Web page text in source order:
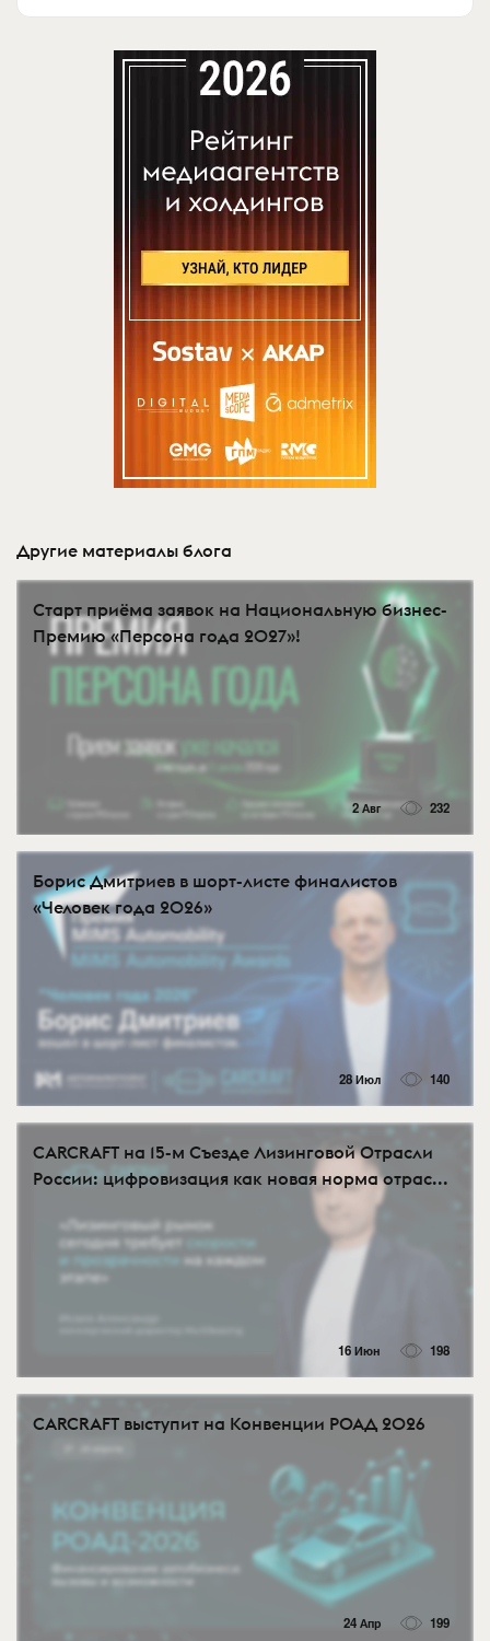
Другие материалы блога
Старт приёма заявок на Национальную бизнес-
Премию «Персона года 2027»!
2 Авг 232
Борис Дмитриев в шорт-листе финалистов
«Человек года 2026»
28 Июл 140
CARCRAFT на 15-м Съезде Лизинговой Отрасли
России: цифровизация как новая норма отрас...
16 Июн 198
CARCRAFT выступит на Конвенции РОАД 2026
24 Апр 199